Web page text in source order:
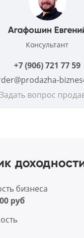
Агафошин
Консультант
+7 (906) 721 77 59
Задать вопрос
бизнеса
руб